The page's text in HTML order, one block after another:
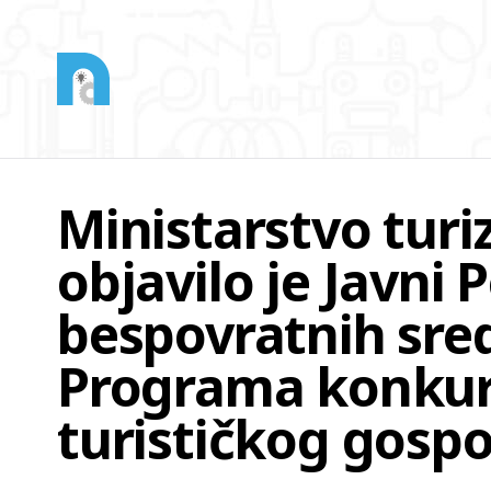
Ministarstvo
objavilo je Javni
bespovratnih
Programa
turističkog